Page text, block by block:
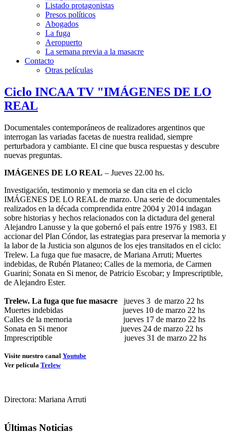
Listado protagonistas
Presos políticos
Abogados
La fuga
Aeropuerto
La semana previa a la masacre
Contacto
Otras películas
Ciclo INCAA TV "IMÁGENES DE LO
REAL
Documentales contemporáneos de realizadores argentinos que
interrogan las variadas facetas de nuestra realidad, siempre
perturbadora y cambiante. El cine que busca respuestas y descubre
nuevas preguntas.
IMÁGENES DE LO REAL – Jueves 22.00 hs.
Investigación, testimonio y memoria se dan cita en el ciclo
IMÁGENES DE LO REAL de marzo. Una serie de documentales
realizados en la década comprendida entre 2004 y 2014 indagan
sobre historias y hechos relacionados con la dictadura del general
Alejandro Lanusse y la que gobernó el país entre 1976 y 1983. El
accionar del Plan Cóndor, las estrategias para preservar la memoria y
la labor de la Justicia son algunos de los ejes transitados en el ciclo:
Trelew. La fuga que fue masacre, de Mariana Arruti; Muertes
indebidas, de Rubén Plataneo; Calles de la memoria, de Carmen
Guarini; Sonata en Si menor, de Patricio Escobar; y Imprescriptible,
de Alejandro Ester.
Trelew. La fuga que fue masacre jueves 3 de marzo 22 hs
Muertes indebidas jueves 10 de marzo 22 hs
Calles de la memoria jueves 17 de marzo 22 hs
Sonata en Si menor jueves 24 de marzo 22 hs
Imprescriptible jueves 31 de marzo 22 hs
Visite nuestro canal Youtube
Ver película Trelew
Directora: Mariana Arruti
Últimas Noticias